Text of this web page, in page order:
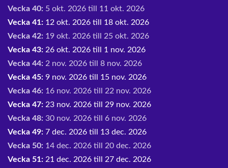
Vecka 40: 5 okt. 2026 till 11 okt. 2026
Vecka 41: 12 okt. 2026 till 18 okt. 2026
Vecka 42: 19 okt. 2026 till 25 okt. 2026
Vecka 43: 26 okt. 2026 till 1 nov. 2026
Vecka 44: 2 nov. 2026 till 8 nov. 2026
Vecka 45: 9 nov. 2026 till 15 nov. 2026
Vecka 46: 16 nov. 2026 till 22 nov. 2026
Vecka 47: 23 nov. 2026 till 29 nov. 2026
Vecka 48: 30 nov. 2026 till 6 nov. 2026
Vecka 49: 7 dec. 2026 till 13 dec. 2026
Vecka 50: 14 dec. 2026 till 20 dec. 2026
Vecka 51: 21 dec. 2026 till 27 dec. 2026